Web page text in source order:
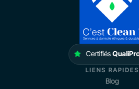
Certifiés
LIENS RAPIDES
Blog